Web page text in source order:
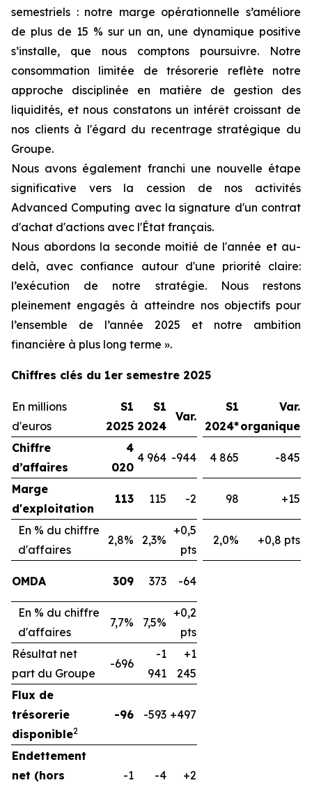
semestriels : notre marge opérationnelle s’améliore
de plus de 15 % sur un an, une dynamique positive
s’installe, que nous comptons poursuivre. Notre
consommation limitée de trésorerie reflète notre
approche disciplinée en matière de gestion des
liquidités, et nous constatons un intérêt croissant de
nos clients à l'égard du recentrage stratégique du
Groupe.
Nous avons également franchi une nouvelle étape
significative vers la cession de nos activités
Advanced Computing avec la signature d'un contrat
d'achat d'actions avec l'État français.
Nous abordons la seconde moitié de l'année et au-
delà, avec confiance autour d'une priorité claire:
l’exécution de notre stratégie. Nous restons
pleinement engagés à atteindre nos objectifs pour
l’ensemble de l’année 2025 et notre ambition
financière à plus long terme ».
Chiffres clés du 1er semestre 2025
En millions
d'euros
S1
2025
S1
2024
Var.
S1
2024*
Var.
organique
Chiffre
d’affaires
4
020
4 964 -944 4 865 -845
Marge
d'exploitation
113 115 -2 98 +15
En % du chiffre
d'affaires
2,8% 2,3%
+0,5
pts
2,0% +0,8 pts
OMDA 309 373 -64
En % du chiffre
d'affaires
7,7% 7,5%
+0,2
pts
Résultat net
part du Groupe
-696
-1
941
+1
245
Flux de
trésorerie
disponible2
-96 -593 +497
Endettement
net (hors
-1 -4 +2